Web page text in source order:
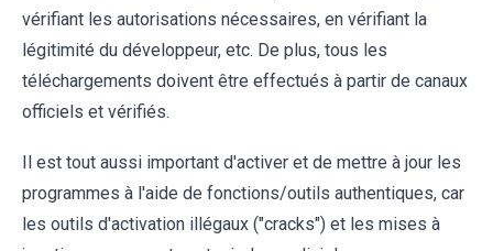
vérifiant les autorisations nécessaires, en vérifiant la
légitimité du développeur, etc. De plus, tous les
téléchargements doivent être effectués à partir de canaux
officiels et vérifiés.
Il est tout aussi important d'activer et de mettre à jour les
programmes à l'aide de fonctions/outils authentiques, car
les outils d'activation illégaux ("cracks") et les mises à